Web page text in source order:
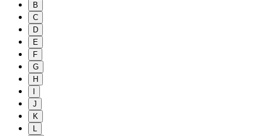
B
C
D
E
F
G
H
J
K
L